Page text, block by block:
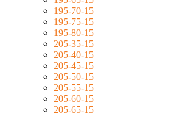
195-70-15
195-75-15
195-80-15
205-35-15
205-40-15
205-45-15
205-50-15
205-55-15
205-60-15
205-65-15